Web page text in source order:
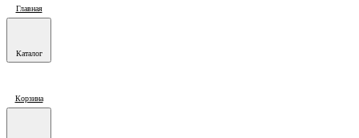
Главная
Каталог
Корзина